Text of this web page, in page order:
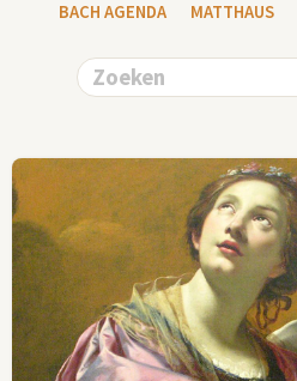
BACH AGENDA
MATTHAUS